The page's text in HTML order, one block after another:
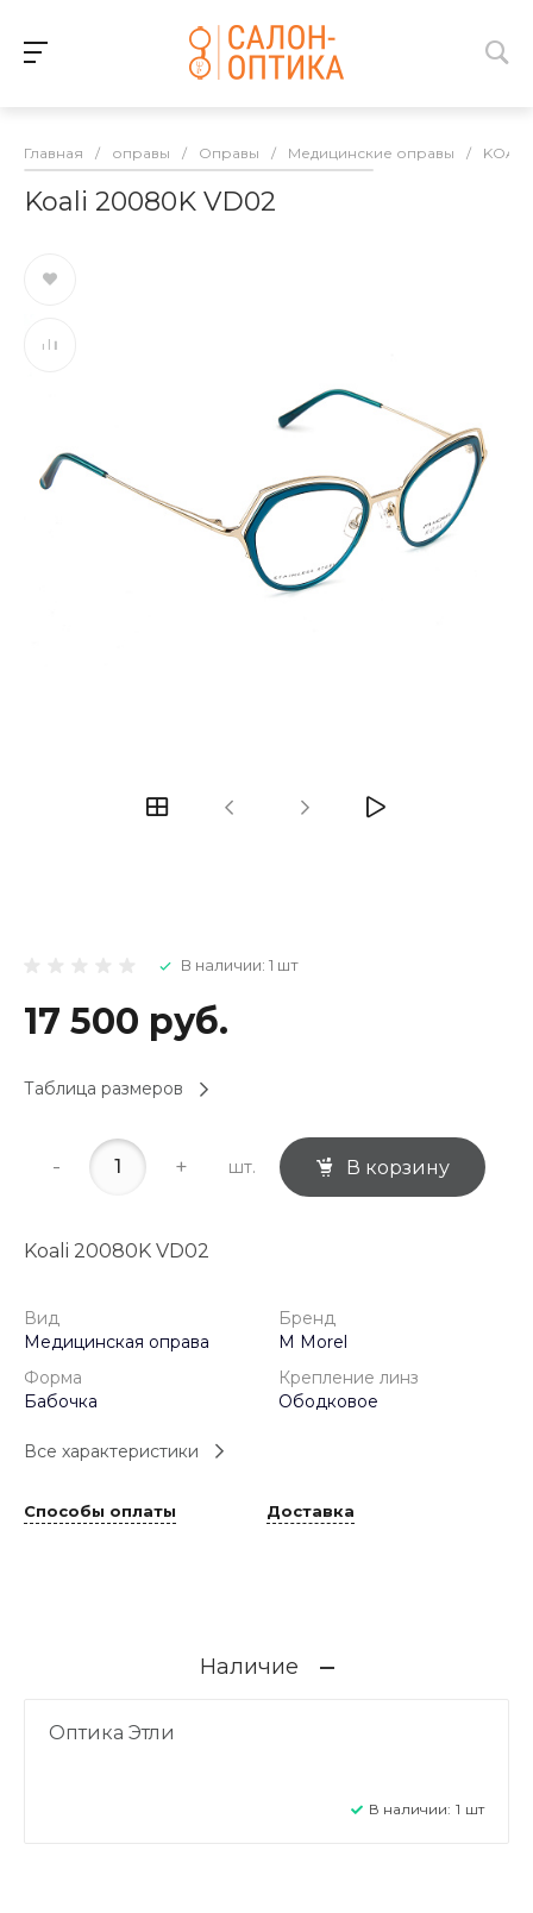
Главная / оправы / Оправы / Медицинские оправы / KOALI
Koali 20080K VD02
В наличии: 1 шт
17 500 руб.
Таблица размеров
- + шт. В корзину
Koali 20080K VD02
Вид
Медицинская оправа
Бренд
M Morel
Форма
Бабочка
Крепление линз
Ободковое
Все характеристики
Способы оплаты Доставка
Наличие
Оптика Этли
В наличии: 1 шт